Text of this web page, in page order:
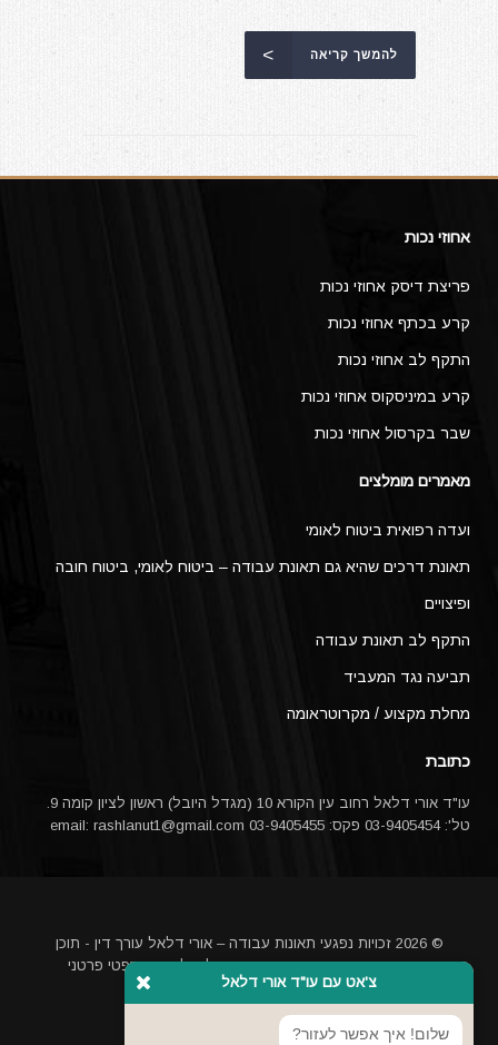
להמשך קריאה
אחוזי נכות
פריצת דיסק אחוזי נכות
קרע בכתף אחוזי נכות
התקף לב אחוזי נכות
קרע במיניסקוס אחוזי נכות
שבר בקרסול אחוזי נכות
מאמרים מומלצים
ועדה רפואית ביטוח לאומי
תאונת דרכים שהיא גם תאונת עבודה – ביטוח לאומי, ביטוח חובה
ופיצויים
התקף לב תאונת עבודה
תביעה נגד המעביד
מחלת מקצוע / מקרוטראומה
כתובת
עו"ד אורי דלאל רחוב עין הקורא 10 (מגדל היובל) ראשון לציון קומה 9.
טל': 03-9405454 פקס: 03-9405455 email:
rashlanut1@gmail.com
© 2026 זכויות נפגעי תאונות עבודה – אורי דלאל עורך דין - תוכן
האתר אינו מהווה ייעוץ משפטי או תחליף לייעוץ משפטי פרטני
באמצעות עורך דין
צ'אט עם עו"ד אורי דלאל
שלום! איך אפשר לעזור?